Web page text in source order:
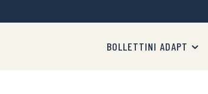
BOLLETTINI ADAPT